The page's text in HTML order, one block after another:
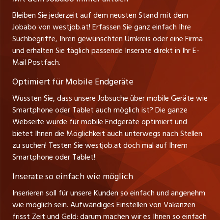
Führungspositionen
Management / Kader-Jobs
jobbern.ch
jobbasel.ch
zentraljob.ch
myjob.ch
schaffu.ch (VS)
ajourjob.ch
russmedia.com
vol.at
Stefan Spötl
Tel. +43 664 39 47 47 7
Leiter westjob.at
Andrea Graf
Tel. +43 664 20 30 02 1
Verkauf und Beratung
Bleiben Sie jederzeit auf dem neusten Stand mit dem
Jobabo von westjob.at! Erfassen Sie ganz einfach Ihre
Suchbegriffe, Ihren gewünschten Umkreis oder eine Firma
und erhalten Sie täglich passende Inserate direkt in Ihr E-
Mail Postfach.
Optimiert für Mobile Endgeräte
Wussten Sie, dass unsere Jobsuche über mobile Geräte wie
Smartphone oder Tablet auch möglich ist? Die ganze
Webseite wurde für mobile Endgeräte optimiert und
bietet Ihnen die Möglichkeit auch unterwegs nach Stellen
zu suchen! Testen Sie westjob.at doch mal auf Ihrem
Smartphone oder Tablet!
Inserate so einfach wie möglich
Inserieren soll für unsere Kunden so einfach und angenehm
wie möglich sein. Aufwändiges Einstellen von Vakanzen
frisst Zeit und Geld: darum machen wir es Ihnen so einfach